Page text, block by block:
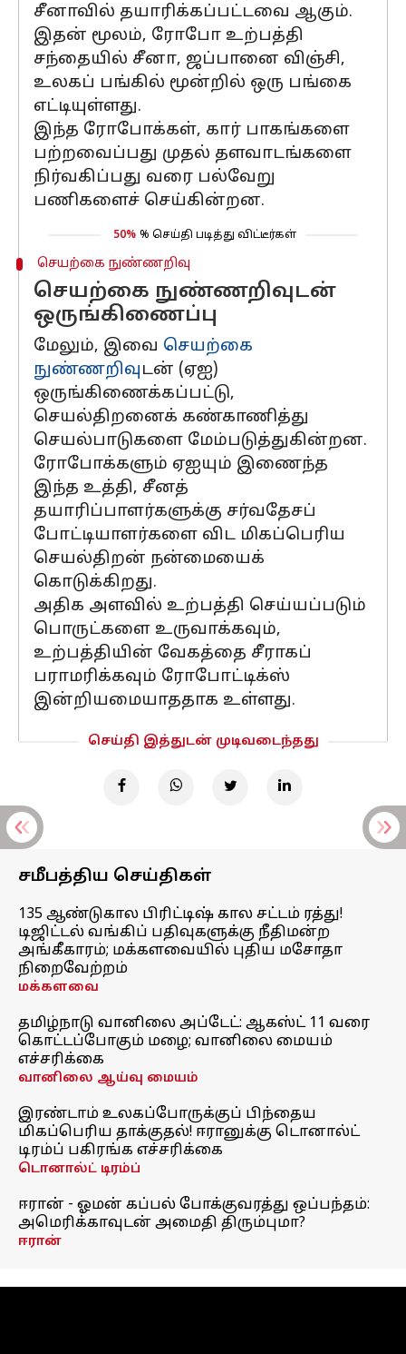
சீனாவில் தயாரிக்கப்பட்டவை ஆகும்.
இதன் மூலம், ரோபோ உற்பத்தி
சந்தையில் சீனா, ஜப்பானை விஞ்சி,
உலகப் பங்கில் மூன்றில் ஒரு பங்கை
எட்டியுள்ளது.
இந்த ரோபோக்கள், கார் பாகங்களை
பற்றவைப்பது முதல் தளவாடங்களை
நிர்வகிப்பது வரை பல்வேறு
பணிகளைச் செய்கின்றன.
50% % செய்தி படித்து விட்டீர்கள்
செயற்கை நுண்ணறிவு
செயற்கை நுண்ணறிவுடன்
ஒருங்கிணைப்பு
மேலும், இவை செயற்கை
நுண்ணறிவுடன் (ஏஐ)
ஒருங்கிணைக்கப்பட்டு,
செயல்திறனைக் கண்காணித்து
செயல்பாடுகளை மேம்படுத்துகின்றன.
ரோபோக்களும் ஏஐயும் இணைந்த
இந்த உத்தி, சீனத்
தயாரிப்பாளர்களுக்கு சர்வதேசப்
போட்டியாளர்களை விட மிகப்பெரிய
செயல்திறன் நன்மையைக்
கொடுக்கிறது.
அதிக அளவில் உற்பத்தி செய்யப்படும்
பொருட்களை உருவாக்கவும்,
உற்பத்தியின் வேகத்தை சீராகப்
பராமரிக்கவும் ரோபோட்டிக்ஸ்
இன்றியமையாததாக உள்ளது.
செய்தி இத்துடன் முடிவடைந்தது
சமீபத்திய செய்திகள்
135 ஆண்டுகால பிரிட்டிஷ் கால சட்டம் ரத்து!
டிஜிட்டல் வங்கிப் பதிவுகளுக்கு நீதிமன்ற
அங்கீகாரம்; மக்களவையில் புதிய மசோதா
நிறைவேற்றம்
மக்களவை
தமிழ்நாடு வானிலை அப்டேட்: ஆகஸ்ட் 11 வரை
கொட்டப்போகும் மழை; வானிலை மையம்
எச்சரிக்கை
வானிலை ஆய்வு மையம்
இரண்டாம் உலகப்போருக்குப் பிந்தைய
மிகப்பெரிய தாக்குதல்! ஈரானுக்கு டொனால்ட்
டிரம்ப் பகிரங்க எச்சரிக்கை
டொனால்ட் டிரம்ப்
ஈரான் - ஓமன் கப்பல் போக்குவரத்து ஒப்பந்தம்:
அமெரிக்காவுடன் அமைதி திரும்புமா?
ஈரான்